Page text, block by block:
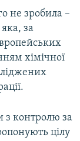
не зробила –
за
хімічної
з контролю за
цілу